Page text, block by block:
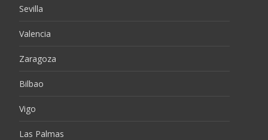
Sevilla
Valencia
Zaragoza
Bilbao
Vigo
Las Palmas